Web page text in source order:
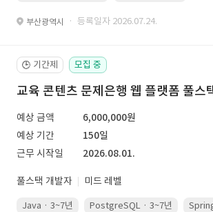
부산광역시 · 등록일자 2026.07.24.
🕒 기간제 모집 중
교육 콘텐츠 문제은행 웹 플랫폼 풀스
예상 금액
6,000,000원
예상 기간
150일
근무 시작일
2026.08.01.
풀스택 개발자 미드 레벨
Java · 3~7년 PostgreSQL · 3~7년